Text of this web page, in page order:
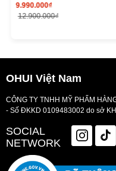
Recovery Serum Special Set
9.990.000₫
12.900.000₫
OHUI Việt Nam
CÔNG TY TNHH MỸ PHẨM
- Số ĐKKD 0109483002 do sở
SOCIAL
NETWORK